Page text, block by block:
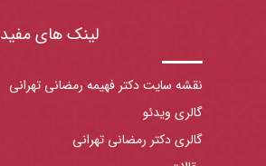
لینک های مفید
نقشه سایت دکتر فهیمه رمضانی تهرانی
گالری ویدئو
گالری دکتر رمضانی تهرانی